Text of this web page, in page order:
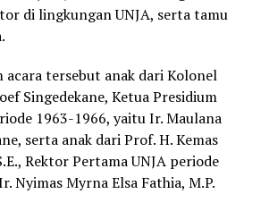
di lingkungan UNJA, serta tamu
tersebut anak dari Kolonel
Singedekane, Ketua Presidium
1963-1966, yaitu Ir. Maulana
serta anak dari Prof. H. Kemas
Rektor Pertama UNJA periode
Nyimas Myrna Elsa Fathia, M.P.